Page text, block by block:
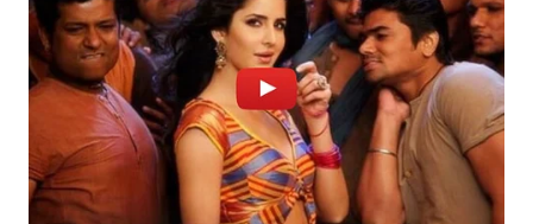
WN
KALSEL
WN
KALTIM
WN
SULSEL